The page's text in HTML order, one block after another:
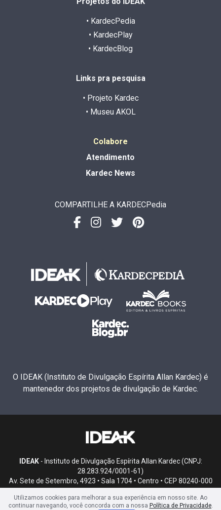
• KardecPedia
• KardecPlay
• KardecBlog
Links pra pesquisa
• Projeto Kardec
• Museu AKOL
Colabore
Atendimento
Kardec News
COMPARTILHE A KARDECPedia
O IDEAK (Instituto de Divulgação Espírita Allan Kardec) é
mantenedor dos projetos de divulgação de Kardec.
IDEAK- Instituto de Divulgação Espírita Allan Kardec (CNPJ:
28.283.924/0001-61)
Av. Sete de Setembro, 4923 • Sala 1704 • Centro • CEP 80240-000
Utilizamos cookies para melhorar a sua experiência em nosso site. Ao
continuar navegando, você concorda com a nossa Política de Privacidade.